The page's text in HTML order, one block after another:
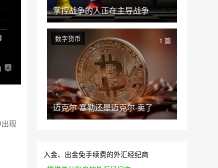
现
掌控战争的人正在主导战争
迈克尔·塞勒还是迈克尔·卖了
数字货币 1 篇
入金、出金免手续费的外汇经纪商